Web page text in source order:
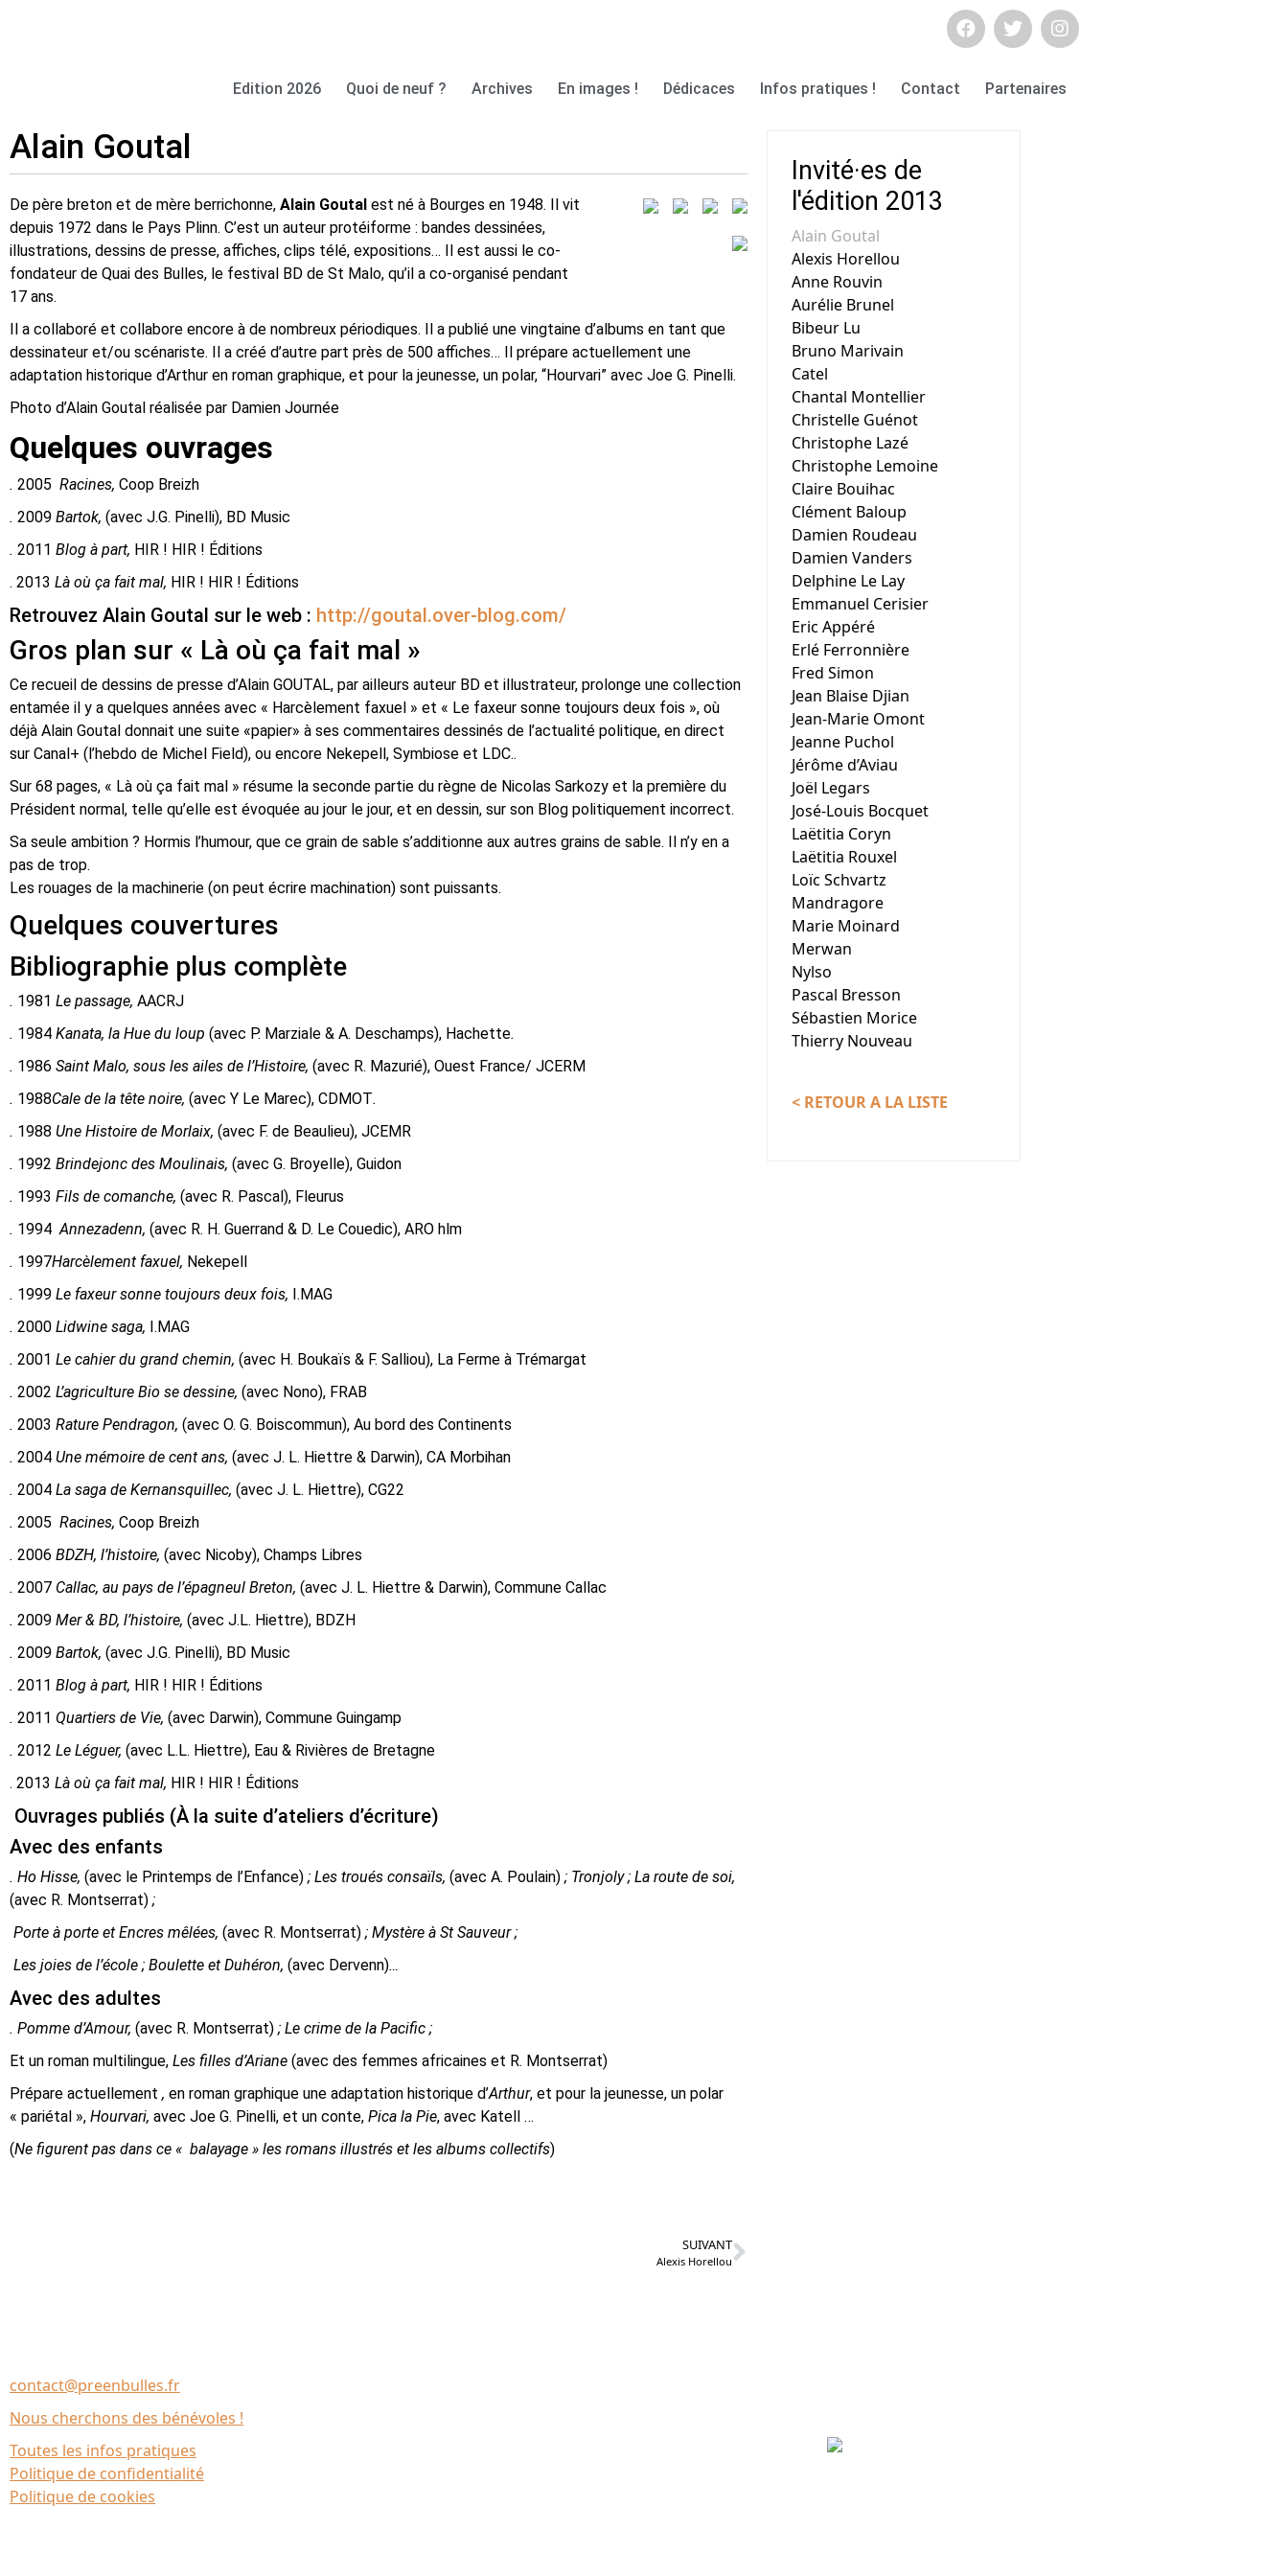
Edition 2026 Quoi de neuf ? Archives En images ! Dédicaces Infos pratiques ! Contact Partenaires
Alain Goutal
De père breton et de mère berrichonne, Alain Goutal est né à Bourges en 1948. Il vit
depuis 1972 dans le Pays Plinn. C’est un auteur protéiforme : bandes dessinées,
illustrations, dessins de presse, affiches, clips télé, expositions… Il est aussi le co-
fondateur de Quai des Bulles, le festival BD de St Malo, qu’il a co-organisé pendant
17 ans.
Il a collaboré et collabore encore à de nombreux périodiques. Il a publié une vingtaine d’albums en tant que
dessinateur et/ou scénariste. Il a créé d’autre part près de 500 affiches… Il prépare actuellement une
adaptation historique d’Arthur en roman graphique, et pour la jeunesse, un polar, “Hourvari” avec Joe G. Pinelli.
Photo d’Alain Goutal réalisée par Damien Journée
Quelques ouvrages
. 2005 Racines, Coop Breizh
. 2009 Bartok, (avec J.G. Pinelli), BD Music
. 2011 Blog à part, HIR ! HIR ! Éditions
. 2013 Là où ça fait mal, HIR ! HIR ! Éditions
Retrouvez Alain Goutal sur le web : http://goutal.over-blog.com/
Gros plan sur « Là où ça fait mal »
Ce recueil de dessins de presse d’Alain GOUTAL, par ailleurs auteur BD et illustrateur, prolonge une collection
entamée il y a quelques années avec « Harcèlement faxuel » et « Le faxeur sonne toujours deux fois », où
déjà Alain Goutal donnait une suite «papier» à ses commentaires dessinés de l’actualité politique, en direct
sur Canal+ (l’hebdo de Michel Field), ou encore Nekepell, Symbiose et LDC..
Sur 68 pages, « Là où ça fait mal » résume la seconde partie du règne de Nicolas Sarkozy et la première du
Président normal, telle qu’elle est évoquée au jour le jour, et en dessin, sur son Blog politiquement incorrect.
Sa seule ambition ? Hormis l’humour, que ce grain de sable s’additionne aux autres grains de sable. Il n’y en a
pas de trop.
Les rouages de la machinerie (on peut écrire machination) sont puissants.
Quelques couvertures
Bibliographie plus complète
. 1981 Le passage, AACRJ
. 1984 Kanata, la Hue du loup (avec P. Marziale & A. Deschamps), Hachette.
. 1986 Saint Malo, sous les ailes de l’Histoire, (avec R. Mazurié), Ouest France/ JCERM
. 1988Cale de la tête noire, (avec Y Le Marec), CDMOT.
. 1988 Une Histoire de Morlaix, (avec F. de Beaulieu), JCEMR
. 1992 Brindejonc des Moulinais, (avec G. Broyelle), Guidon
. 1993 Fils de comanche, (avec R. Pascal), Fleurus
. 1994 Annezadenn, (avec R. H. Guerrand & D. Le Couedic), ARO hlm
. 1997Harcèlement faxuel, Nekepell
. 1999 Le faxeur sonne toujours deux fois, I.MAG
. 2000 Lidwine saga, I.MAG
. 2001 Le cahier du grand chemin, (avec H. Boukaïs & F. Salliou), La Ferme à Trémargat
. 2002 L’agriculture Bio se dessine, (avec Nono), FRAB
. 2003 Rature Pendragon, (avec O. G. Boiscommun), Au bord des Continents
. 2004 Une mémoire de cent ans, (avec J. L. Hiettre & Darwin), CA Morbihan
. 2004 La saga de Kernansquillec, (avec J. L. Hiettre), CG22
. 2005 Racines, Coop Breizh
. 2006 BDZH, l’histoire, (avec Nicoby), Champs Libres
. 2007 Callac, au pays de l’épagneul Breton, (avec J. L. Hiettre & Darwin), Commune Callac
. 2009 Mer & BD, l’histoire, (avec J.L. Hiettre), BDZH
. 2009 Bartok, (avec J.G. Pinelli), BD Music
. 2011 Blog à part, HIR ! HIR ! Éditions
. 2011 Quartiers de Vie, (avec Darwin), Commune Guingamp
. 2012 Le Léguer, (avec L.L. Hiettre), Eau & Rivières de Bretagne
. 2013 Là où ça fait mal, HIR ! HIR ! Éditions
Ouvrages publiés (À la suite d’ateliers d’écriture)
Avec des enfants
. Ho Hisse, (avec le Printemps de l’Enfance) ; Les troués consaïls, (avec A. Poulain) ; Tronjoly ; La route de soi,
(avec R. Montserrat) ;
Porte à porte et Encres mêlées, (avec R. Montserrat) ; Mystère à St Sauveur ;
Les joies de l’école ; Boulette et Duhéron, (avec Dervenn)…
Avec des adultes
. Pomme d’Amour, (avec R. Montserrat) ; Le crime de la Pacific ;
Et un roman multilingue, Les filles d’Ariane (avec des femmes africaines et R. Montserrat)
Prépare actuellement , en roman graphique une adaptation historique d’Arthur, et pour la jeunesse, un polar
« pariétal », Hourvari, avec Joe G. Pinelli, et un conte, Pica la Pie, avec Katell …
(Ne figurent pas dans ce « balayage » les romans illustrés et les albums collectifs)
SUIVANT
Alexis Horellou
Invité·es de
l'édition 2013
Alain Goutal
Alexis Horellou
Anne Rouvin
Aurélie Brunel
Bibeur Lu
Bruno Marivain
Catel
Chantal Montellier
Christelle Guénot
Christophe Lazé
Christophe Lemoine
Claire Bouihac
Clément Baloup
Damien Roudeau
Damien Vanders
Delphine Le Lay
Emmanuel Cerisier
Eric Appéré
Erlé Ferronnière
Fred Simon
Jean Blaise Djian
Jean-Marie Omont
Jeanne Puchol
Jérôme d’Aviau
Joël Legars
José-Louis Bocquet
Laëtitia Coryn
Laëtitia Rouxel
Loïc Schvartz
Mandragore
Marie Moinard
Merwan
Nylso
Pascal Bresson
Sébastien Morice
Thierry Nouveau
< RETOUR A LA LISTE
contact@preenbulles.fr
Nous cherchons des bénévoles !
Toutes les infos pratiques
Politique de confidentialité
Politique de cookies